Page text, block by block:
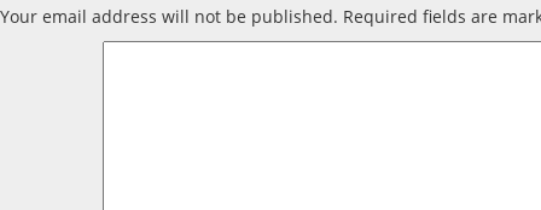
Your email address will not be published. Required fields are